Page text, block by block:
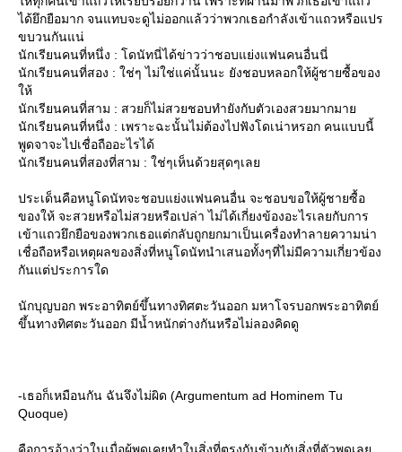
ได้ยึกยือมาก จนแทบจะดูไม่ออกแล้วว่าพวกเธอกำลังเข้าแถวหรือแปร
ขบวนกันแน่
นักเรียนคนที่หนึ่ง : โดนัทนี่ได้ข่าวว่าชอบแย่งแฟนคนอื่นนี่
นักเรียนคนที่สอง : ใช่ๆ ไม่ใช่แค่นั้นนะ ยังชอบหลอกให้ผู้ชายซื้อของ
ห้
นักเรียนคนที่สาม : สวยก็ไม่สวยชอบทำยังกับตัวเองสวยมากมา
นักเรียนคนที่หนึ่ง : เพราะฉะนั้นไม่ต้องไปฟังโดเน่าหรอก คนแบบนี้
พูดจาจะไปเชื่อถืออะไรได้
นักเรียนคนที่สองที่สาม : ใช่ๆเห็นด้วยสุดๆเล
ประเด็นคือหนูโดนัทจะชอบแย่งแฟนคนอื่น จะชอบขอให้ผู้ชายซื้อ
ของให้ จะสวยหรือไม่สวยหรือเปล่า ไม่ได้เกี่ยงข้องอะไรเลยกับการ
เข้าแถวยึกยือของพวกเธอแต่กลับถูกยกมาเป็นเครื่องทำลายความน่า
เชื่อถือหรือเหตุผลของสิ่งที่หนูโดนัทนำเสนอทั้งๆที่ไม่มีความเกี่ยวข้อง
กันแต่ประการใด
นักบุญบอก พระอาทิตย์ขึ้นทางทิศตะวันออก มหาโจรบอกพระอาทิตย์
ขึ้นทางทิศตะวันออก มีน้ำหนักต่างกันหรือไม่ลองคิดดู
-เธอก็เหมือนกัน ฉันจึงไม่ผิด (Argumentum ad Hominem Tu
Quoque)